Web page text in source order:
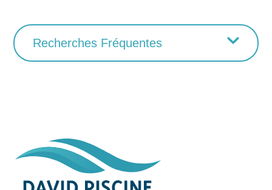
Recherches Fréquentes